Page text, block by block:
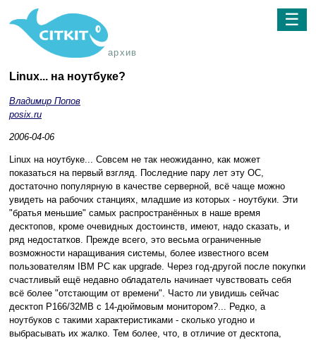
архив
☰
Linux... на ноутбуке?
Владимир Попов
posix.ru
2006-04-06
Linux на ноутбуке... Совсем не так неожиданно, как может
показаться на первый взгляд. Последние пару лет эту ОС,
достаточно популярную в качестве серверной, всё чаще можно
увидеть на рабочих станциях, младшие из которых - ноутбуки. Эти
"братья меньшие" самых распространённых в наше время
десктопов, кроме очевидных достоинств, имеют, надо сказать, и
ряд недостатков. Прежде всего, это весьма ограниченные
возможности наращивания системы, более известного всем
пользователям IBM PC как upgrade. Через год-другой после покупки
счастливый ещё недавно обладатель начинает чувствовать себя
всё более "отстающим от времени". Часто ли увидишь сейчас
десктоп P166/32MB с 14-дюймовым монитором?... Редко, а
ноутбуков с такими характеристиками - сколько угодно и
выбрасывать их жалко. Тем более, что, в отличие от десктопа,